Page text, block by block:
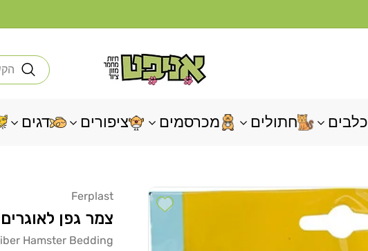
כלבים חתולים מכרסמים ציפורים דגים
Add wishlist
Ferplast
צמר גפן
Hamster Bedding